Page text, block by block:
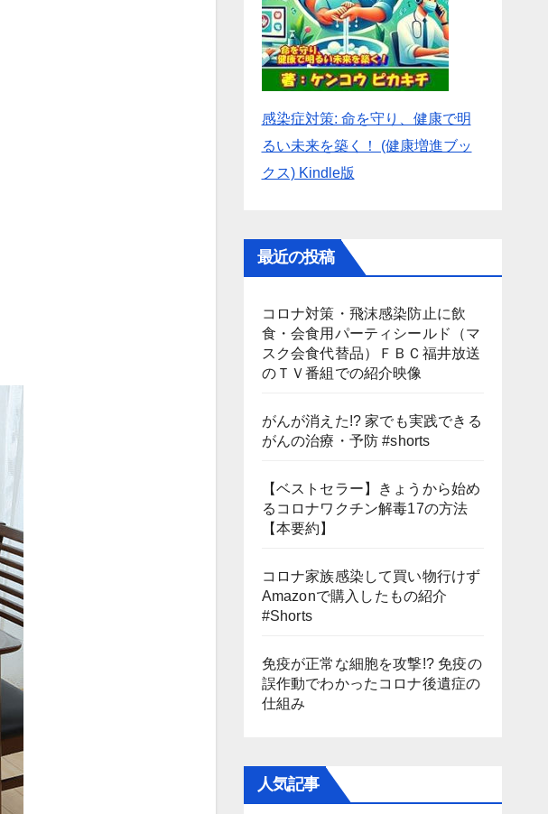
感染症対策: 命を守り、健康で明
るい未来を築く！ (健康増進ブッ
クス) Kindle版
最近の投稿
コロナ対策・飛沫感染防止に飲
食・会食用パーティシールド（マ
スク会食代替品）ＦＢＣ福井放送
のＴＶ番組での紹介映像
がんが消えた!? 家でも実践できる
がんの治療・予防 #shorts
【ベストセラー】きょうから始め
るコロナワクチン解毒17の方法
【本要約】
コロナ家族感染して買い物行けず
Amazonで購入したもの紹介
#Shorts
免疫が正常な細胞を攻撃!? 免疫の
誤作動でわかったコロナ後遺症の
仕組み
人気記事